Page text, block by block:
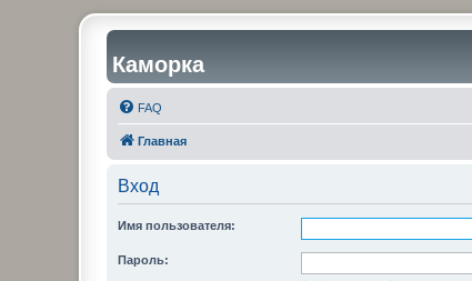
Каморка
FAQ
Главная
Вход
Имя пользователя:
Пароль: